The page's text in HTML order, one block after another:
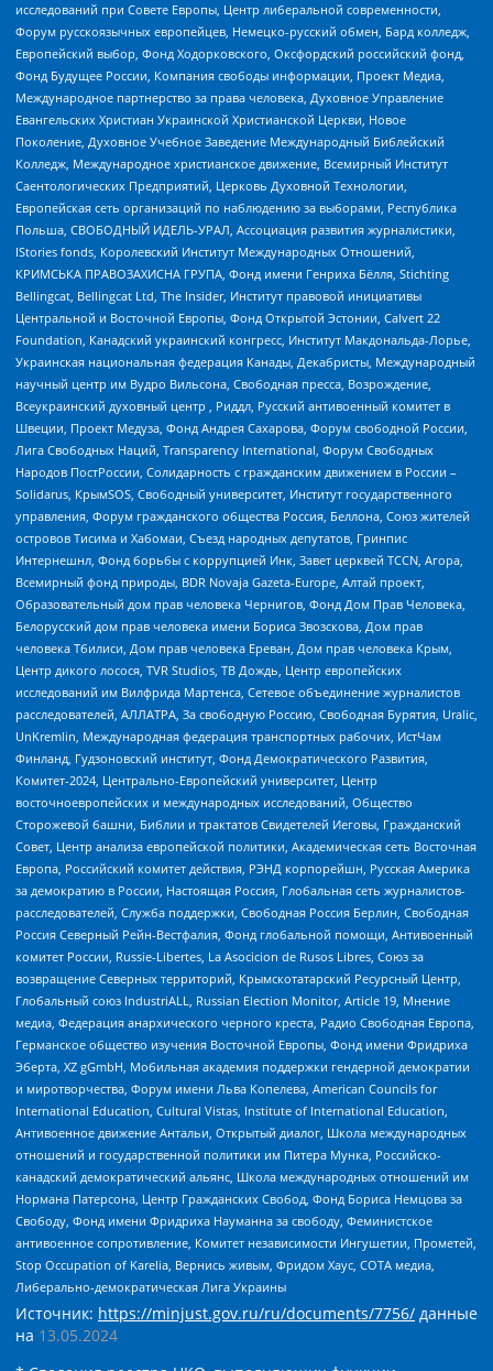
исследований при Совете Европы, Центр либеральной современности,
Форум русскоязычных европейцев, Немецко-русский обмен, Бард колледж,
Европейский выбор, Фонд Ходорковского, Оксфордский российский фонд,
Фонд Будущее России, Компания свободы информации, Проект Медиа,
Международное партнерство за права человека, Духовное Управление
Евангельских Христиан Украинской Христианской Церкви, Новое
Поколение, Духовное Учебное Заведение Международный Библейский
Колледж, Международное христианское движение, Всемирный Институт
Саентологических Предприятий, Церковь Духовной Технологии,
Европейская сеть организаций по наблюдению за выборами, Республика
Польша, СВОБОДНЫЙ ИДЕЛЬ-УРАЛ, Ассоциация развития журналистики,
IStories fonds, Королевский Институт Международных Отношений,
КРИМСЬКА ПРАВОЗАХИСНА ГРУПА, Фонд имени Генриха Бёлля, Stichting
Bellingcat, Bellingcat Ltd, The Insider, Институт правовой инициативы
Центральной и Восточной Европы, Фонд Открытой Эстонии, Calvert 22
Foundation, Канадский украинский конгресс, Институт Макдональда-Лорье,
Украинская национальная федерация Канады, Декабристы, Международный
научный центр им Вудро Вильсона, Свободная пресса, Возрождение,
Всеукраинский духовный центр , Риддл, Русский антивоенный комитет в
Швеции, Проект Медуза, Фонд Андрея Сахарова, Форум свободной России,
Лига Свободных Наций, Transparеncy International, Форум Свободных
Народов ПостРоссии, Солидарность с гражданским движением в России –
Solidarus, КрымSOS, Свободный университет, Институт государственного
управления, Форум гражданского общества Россия, Беллона, Союз жителей
островов Тисима и Хабомаи, Съезд народных депутатов, Гринпис
Интернешнл, Фонд борьбы с коррупцией Инк, Завет церквей TCCN, Агора,
Всемирный фонд природы, BDR Novaja Gazeta-Europe, Алтай проект,
Образовательный дом прав человека Чернигов, Фонд Дом Прав Человека,
Белорусский дом прав человека имени Бориса Звозскова, Дом прав
человека Тбилиси, Дом прав человека Ереван, Дом прав человека Крым,
Центр дикого лосося, TVR Studios, ТВ Дождь, Центр европейских
исследований им Вилфрида Мартенса, Сетевое объединение журналистов
расследователей, АЛЛАТРА, За свободную Россию, Свободная Бурятия, Uralic,
UnKremlin, Международная федерация транспортных рабочих, ИстЧам
Финланд, Гудзоновский институт, Фонд Демократического Развития,
Комитет-2024, Центрально-Европейский университет, Центр
восточноевропейских и международных исследований, Общество
Сторожевой башни, Библии и трактатов Свидетелей Иеговы, Гражданский
Совет, Центр анализа европейской политики, Академическая сеть Восточная
Европа, Российский комитет действия, РЭНД корпорейшн, Русская Америка
за демократию в России, Настоящая Россия, Глобальная сеть журналистов-
расследователей, Служба поддержки, Свободная Россия Берлин, Свободная
Россия Северный Рейн-Вестфалия, Фонд глобальной помощи, Антивоенный
комитет России, Russie-Libertes, La Asocicion de Rusos Libres, Союз за
возвращение Северных территорий, Крымскотатарский Ресурсный Центр,
Глобальный союз IndustriALL, Russian Election Monitor, Article 19, Мнение
медиа, Федерация анархического черного креста, Радио Свободная Европа,
Германское общество изучения Восточной Европы, Фонд имени Фридриха
Эберта, XZ gGmbH, Мобильная академия поддержки гендерной демократии
и миротворчества, Форум имени Льва Копелева, American Councils for
International Education, Cultural Vistas, Institute of International Education,
Антивоенное движение Антальи, Открытый диалог, Школа международных
отношений и государственной политики им Питера Мунка, Российско-
канадский демократический альянс, Школа международных отношений им
Нормана Патерсона, Центр Гражданских Свобод, Фонд Бориса Немцова за
Свободу, Фонд имени Фридриха Науманна за свободу, Феминистское
антивоенное сопротивление, Комитет независимости Ингушетии, Прометей,
Stop Occupation of Karelia, Вернись живым, Фридом Хаус, СОТА медиа,
Либерально-демократическая Лига Украины
Источник: https://minjust.gov.ru/ru/documents/7756/ данные
на 13.05.2024